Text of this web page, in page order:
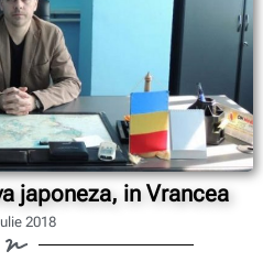
japoneza, in Vrancea
2018